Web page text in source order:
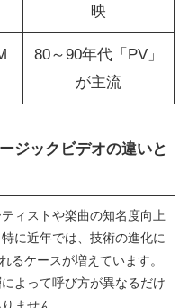
映
80～90年代「PV」
が主流
ジックビデオの違いと
ィストや楽曲の知名度向上
に近年では、技術の進化に
るケースが増えています。
よって呼び方が異なるだけ
ません。